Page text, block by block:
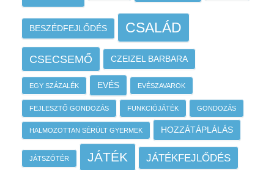
BESZÉDFEJLŐDÉS CSALÁD
CSECSEMŐ CZEIZEL BARBARA
EGY SZÁZALÉK EVÉS EVÉSZAVAROK
FEJLESZTŐ GONDOZÁS FUNKCIÓJÁTÉK GONDOZÁS
HALMOZOTTAN SÉRÜLT GYERMEK HOZZÁTÁPLÁLÁS
JÁTSZÓTÉR JÁTÉK JÁTÉKFEJLŐDÉS